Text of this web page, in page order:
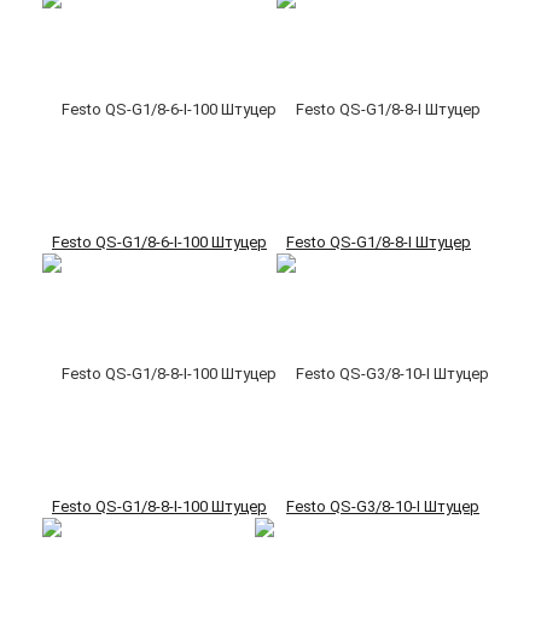
Festo QS-G1/8-6-I-100 Штуцер Festo QS-G1/8-8-I Штуцер
Festo QS-G1/8-8-I-100 Штуцер Festo QS-G3/8-10-I Штуцер